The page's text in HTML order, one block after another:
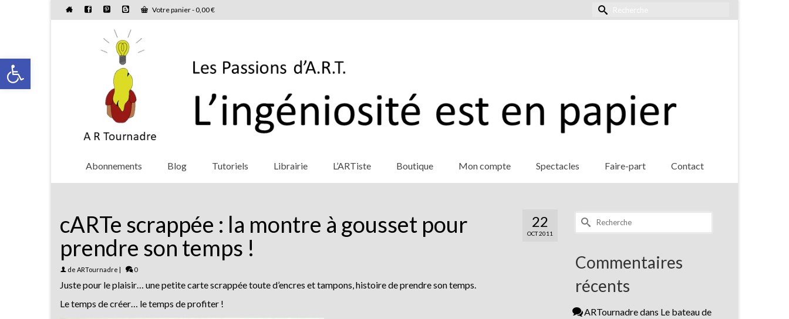
Ouvrir la barre d’outils
Votre panier-0,00€ Rechercher :
Abonnements Blog Tutoriels Librairie L’ARTiste Boutique Mon compte Spectacles Faire-part Contact
22
OCT 2011
cARTe scrappée : la montre à gousset pour
prendre son temps !
de ARTournadre | 0
Juste pour le plaisir… une petite carte scrappée toute d’encres et tampons, histoire de prendre son temps.
Le temps de créer… le temps de profiter !
Rechercher :
Commentaires
récents
ARTournadredans Le bateau de